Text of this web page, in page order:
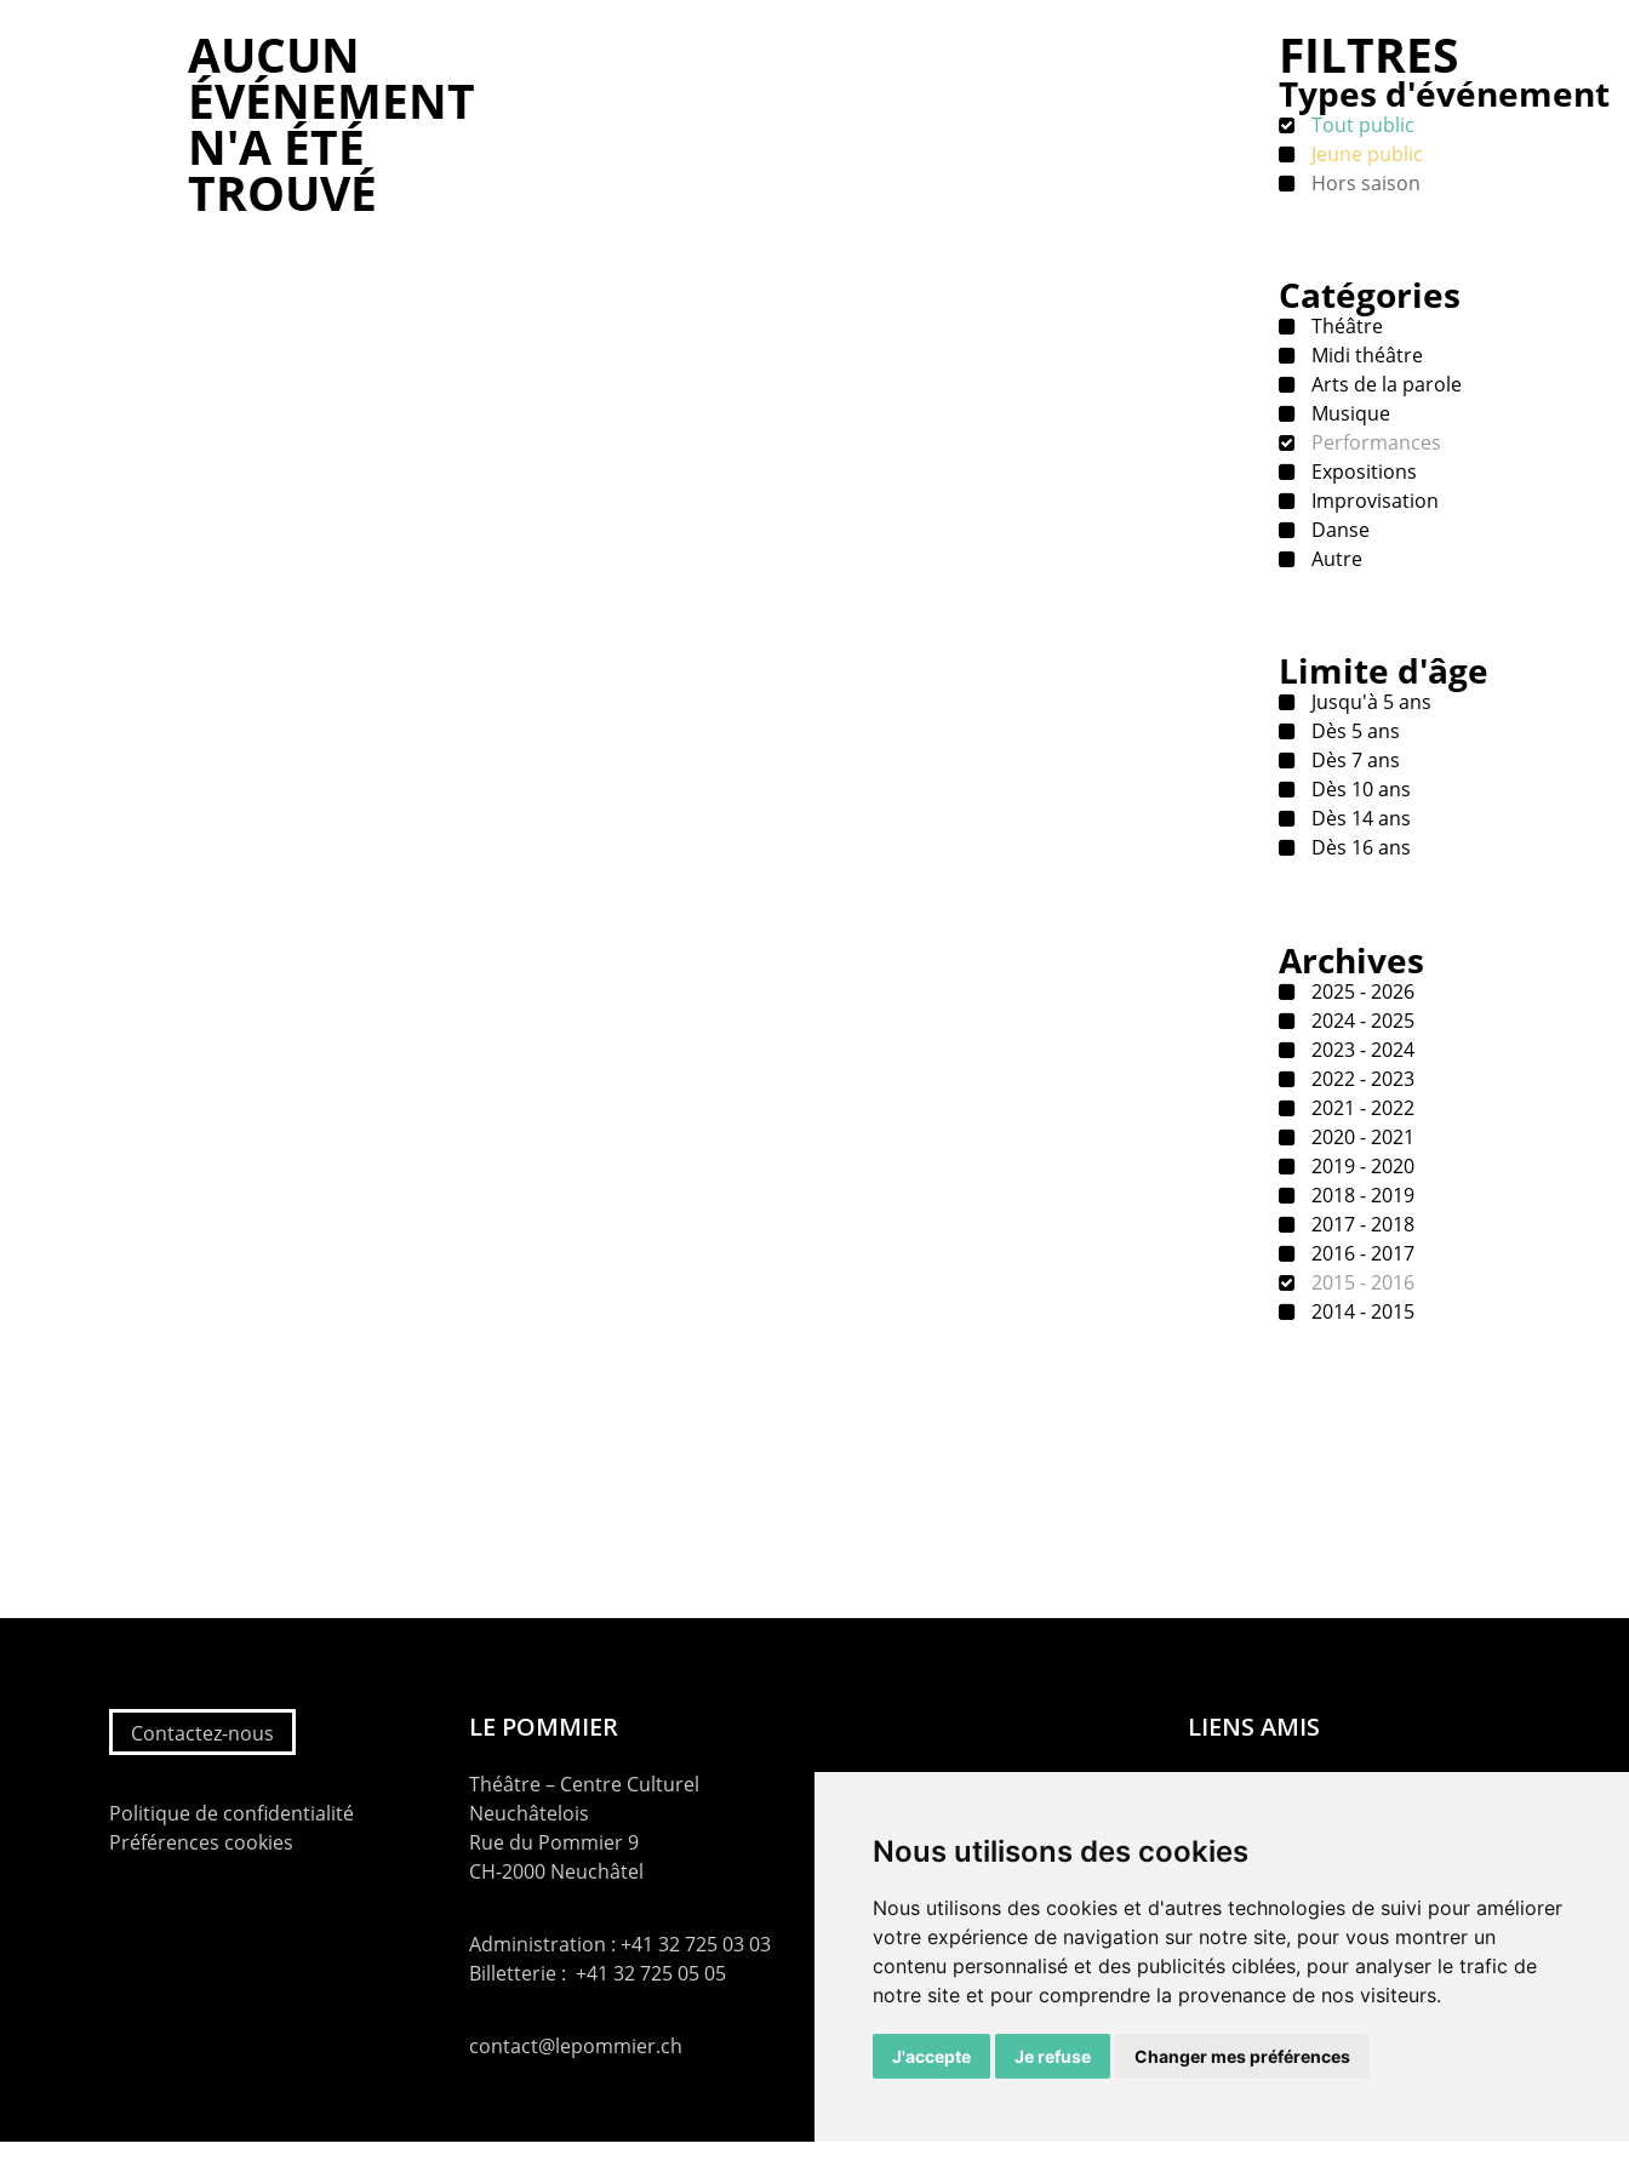
Nous utilisons des cookies
Nous utilisons des cookies et d'autres technologies de suivi pour améliorer
votre expérience de navigation sur notre site, pour vous montrer un
contenu personnalisé et des publicités ciblées, pour analyser le trafic de
notre site et pour comprendre la provenance de nos visiteurs.
J'accepte Je refuse Changer mes préférences
AUCUN
ÉVÉNEMENT
N'A ÉTÉ
TROUVÉ
FILTRES
Types d'événement
Tout public
Jeune public
Hors saison
Catégories
Théâtre
Midi théâtre
Arts de la parole
Musique
Performances
Expositions
Improvisation
Danse
Autre
Limite d'âge
Jusqu'à 5 ans
Dès 5 ans
Dès 7 ans
Dès 10 ans
Dès 14 ans
Dès 16 ans
Archives
2025 - 2026
2024 - 2025
2023 - 2024
2022 - 2023
2021 - 2022
2020 - 2021
2019 - 2020
2018 - 2019
2017 - 2018
2016 - 2017
2015 - 2016
2014 - 2015
Contactez-nous
Politique de confidentialité
Préférences cookies
LE POMMIER
Théâtre – Centre Culturel
Neuchâtelois
Rue du Pommier 9
CH-2000 Neuchâtel
Administration : +41 32 725 03 03
Billetterie : +41 32 725 05 05
contact@lepommier.ch
LIENS AMIS